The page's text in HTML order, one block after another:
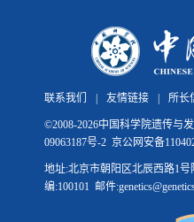
联系我们 友情链接 所长
©2008-2026中国科学院遗传与
09063187号-2 京公网安备
地址:北京市朝阳区北辰西路1
编:100101 邮件